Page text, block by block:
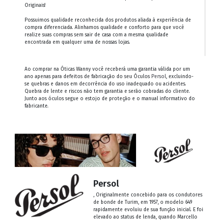
Originais!
Possuimos qualidade reconhecida dos produtos aliada à experiência de
compra diferenciada. Alinhamos qualidade e conforto para que você
realize suas compras sem sair de casa com a mesma qualidade
encontrada em qualquer uma de nossas lojas.
Ao comprar na Óticas Wanny você receberá uma garantia válida por um
ano apenas para defeitos de fabricação do seu Óculos Persol, excluindo-
se quebras e danos em decorrência do uso inadequado ou acidentes.
Quebra de lente e riscos não tem garantia e serão cobradas do cliente.
Junto aos óculos segue o estojo de proteção e o manual informativo do
fabricante.
Persol
, Originalmente concebido para os condutores
de bonde de Turim, em 1957, o modelo 649
rapidamente evoluiu de sua função inicial. E foi
elevado ao status de lenda, quando Marcello